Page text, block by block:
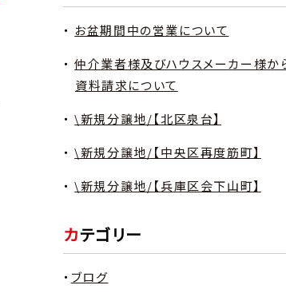
お盆期間中の営業について
仲介業者様及びハウスメーカー様か
資料請求について
\新規分譲地/【北区泉台】
\新規分譲地/【中央区再度筋町】
\新規分譲地/【兵庫区会下山町】
カテゴリー
ブログ